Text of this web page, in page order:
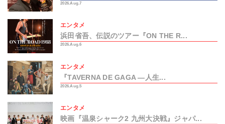
2026.Aug.7
エンタメ
浜田省吾、伝説のツアー『ON THE R...
2026.Aug.6
エンタメ
『TAVERNA DE GAGA ―人生...
2026.Aug.5
エンタメ
映画『温泉シャーク2 九州大決戦』ジャパ...